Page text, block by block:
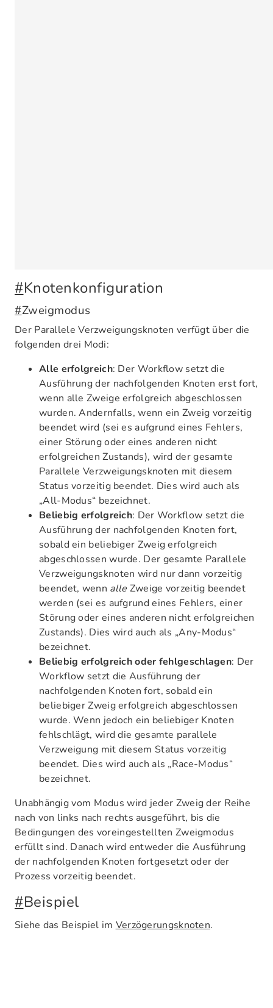
#Knotenkonfiguration
#Zweigmodus
Der Parallele Verzweigungsknoten verfügt über die
folgenden drei Modi:
Alle erfolgreich: Der Workflow setzt die
Ausführung der nachfolgenden Knoten erst fort,
wenn alle Zweige erfolgreich abgeschlossen
wurden. Andernfalls, wenn ein Zweig vorzeitig
beendet wird (sei es aufgrund eines Fehlers,
einer Störung oder eines anderen nicht
erfolgreichen Zustands), wird der gesamte
Parallele Verzweigungsknoten mit diesem
Status vorzeitig beendet. Dies wird auch als
„All-Modus“ bezeichnet.
Beliebig erfolgreich: Der Workflow setzt die
Ausführung der nachfolgenden Knoten fort,
sobald ein beliebiger Zweig erfolgreich
abgeschlossen wurde. Der gesamte Parallele
Verzweigungsknoten wird nur dann vorzeitig
beendet, wenn alle Zweige vorzeitig beendet
werden (sei es aufgrund eines Fehlers, einer
Störung oder eines anderen nicht erfolgreichen
Zustands). Dies wird auch als „Any-Modus“
bezeichnet.
Beliebig erfolgreich oder fehlgeschlagen: Der
Workflow setzt die Ausführung der
nachfolgenden Knoten fort, sobald ein
beliebiger Zweig erfolgreich abgeschlossen
wurde. Wenn jedoch ein beliebiger Knoten
fehlschlägt, wird die gesamte parallele
Verzweigung mit diesem Status vorzeitig
beendet. Dies wird auch als „Race-Modus“
bezeichnet.
Unabhängig vom Modus wird jeder Zweig der Reihe
nach von links nach rechts ausgeführt, bis die
Bedingungen des voreingestellten Zweigmodus
erfüllt sind. Danach wird entweder die Ausführung
der nachfolgenden Knoten fortgesetzt oder der
Prozess vorzeitig beendet.
#Beispiel
Siehe das Beispiel im Verzögerungsknoten.